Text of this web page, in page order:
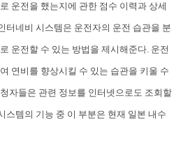
운전을 했는지에 관한 점수 이력과 상세
터네비 시스템은 운전자의 운전 습관을 분
운전할 수 있는 방법을 제시해준다. 운전
연비를 향상시킬 수 있는 습관을 키울 수
자들은 관련 정보를 인터넷으로도 조회할
스템의 기능 중 이 부분은 현재 일본 내수